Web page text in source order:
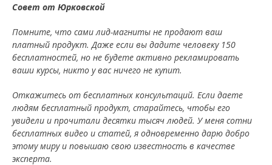
Совет от Юрковской
Помните, что сами лид-магниты не продают ваш
платный продукт. Даже если вы дадите человеку 150
бесплатностей, но не будете активно рекламировать
ваши курсы, никто у вас ничего не купит.
Откажитесь от бесплатных консультаций. Если даете
людям бесплатный продукт, старайтесь, чтобы его
увидели и прочитали десятки тысяч людей. У меня сотни
бесплатных видео и статей, я одновременно дарю добро
этому миру и повышаю свою известность в качестве
эксперта.